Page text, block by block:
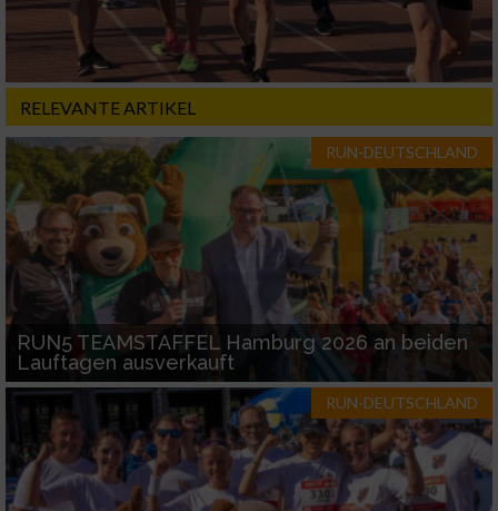
RELEVANTE ARTIKEL
RUN-DEUTSCHLAND
RUN5 TEAMSTAFFEL Hamburg 2026 an beiden
Lauftagen ausverkauft
RUN-DEUTSCHLAND